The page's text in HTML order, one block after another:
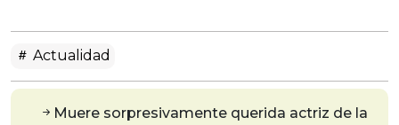
Actualidad
Muere sorpresivamente querida actriz de la